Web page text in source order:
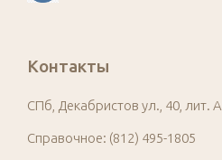
Контакты
СПб, Декабристов ул., 40, лит. А
Справочное: (812) 495-1805